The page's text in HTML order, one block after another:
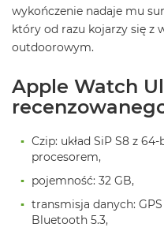
n
o
ś
d
y
s
u
a
c
B
wykończenie nadaje mu
który od razu kojarzy się z
outdoorowym.
Apple Watch
Czip: układ SiP S8 z
procesorem,
pojemność: 32 GB,
transmisja danych:
Bluetooth 5.3,